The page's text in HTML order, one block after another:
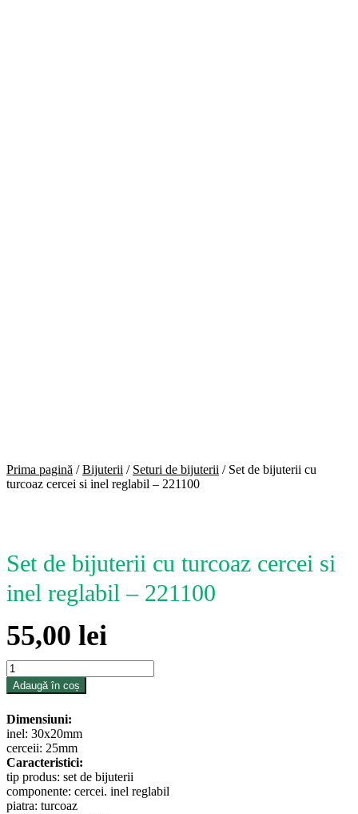
Prima pagină /Bijuterii / Seturi de bijuterii / Set de bijuterii cu
turcoaz cercei si inel reglabil – 221100
Set de bijuterii cu turcoaz cercei si
inel reglabil – 221100
55,00 lei
Dimensiuni:
inel: 30x20mm
cerceii: 25mm
Caracteristici:
tip produs: set de bijuterii
componente: cercei. inel reglabil
piatra: turcoaz
Cantitate
Set
de
cu
turcoaz
cercei
si
inel
reglabil
-
Adaugă în coș